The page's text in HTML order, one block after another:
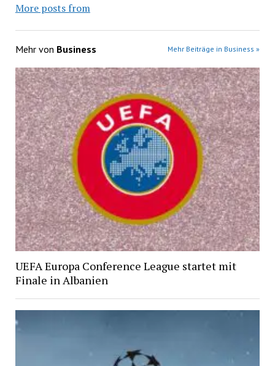
More posts from
Mehr von Business Mehr Beiträge in Business »
UEFA Europa Conference League startet mit
Finale in Albanien